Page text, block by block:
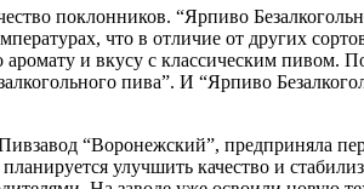
поклонников. “Ярпиво
что в отличие от других
аромату и вкусу с классическим пивом.
пива”. И “Ярпиво
“Воронежский”, предприняла
улучшить качество и